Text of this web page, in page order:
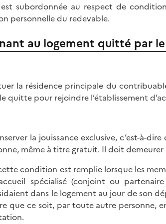
subordonnée au respect de
personnelle du redevable.
au logement quitté par
la résidence principale du
quitte pour rejoindre l’établissement
la jouissance exclusive, c’est-à-
même à titre gratuit. Il doit
condition est remplie lorsque les
spécialisé (conjoint ou
dans le logement au jour de son
que ce soit, par toute autre personne,